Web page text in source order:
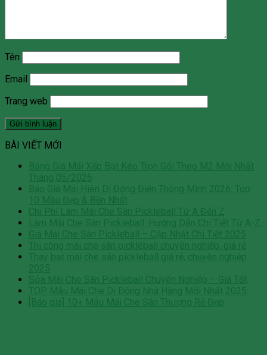
Tên
Email
Trang web
BÀI VIẾT MỚI
Bảng Giá Mái Xếp Bạt Kéo Trọn Gói Theo M2 Mới Nhất
Tháng 05/2026
Báo Giá Mái Hiên Di Động Điện Thông Minh 2026: Top
10 Mẫu Đẹp & Bền Nhất
Chi Phí Làm Mái Che Sân Pickleball Từ A Đến Z
Làm Mái Che Sân Pickleball: Hướng Dẫn Chi Tiết Từ A-Z
Giá Mái Che Sân Pickleball – Cập Nhật Chi Tiết 2025
Thi công mái che sân pickleball chuyên nghiệp, giá rẻ
Thay bạt mái che sân pickleball giá rẻ, chuyên nghiệp
2025
Sửa Mái Che Sân Pickleball Chuyên Nghiệp – Giá Tốt
TOP Mẫu Mái Che Di Động Nhà Hàng Mới Nhất 2025
[Báo giá] 10+ Mẫu Mái Che Sân Thượng Rẻ Đẹp